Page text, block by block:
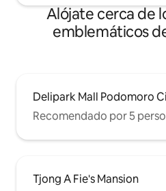
Alójate cerca de
emblemáticos
Delipark Mall Podomoro
Recomendado por 5
Tjong A Fie's Mansion